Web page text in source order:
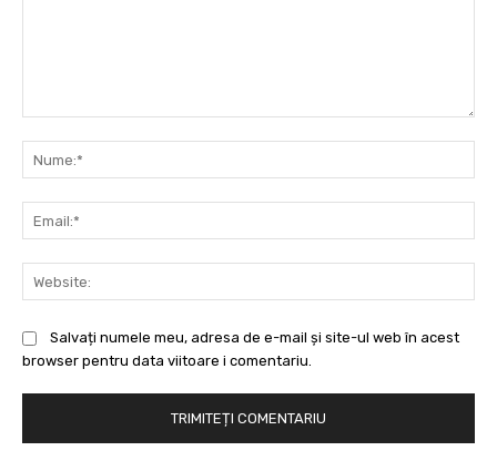
Salvați numele meu, adresa de e-mail și site-ul web în acest
browser pentru data viitoare i comentariu.